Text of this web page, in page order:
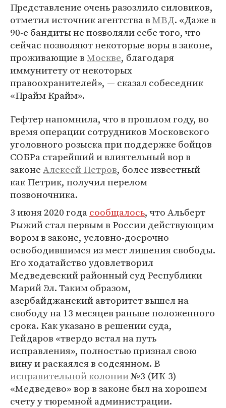
Представление очень разозлило силовиков,
отметил источник агентства вМВД. «Даже в
90-е бандиты не позволяли себе того, что
сейчас позволяют некоторые воры в законе,
проживающие вМоскве, благодаря
иммунитету от некоторых
правоохранителей», — сказал собеседник
«Прайм Крайм».
Гефтер напомнила, что в прошлом году, во
время операции сотрудников Московского
уголовного розыска при поддержке бойцов
СОБРа старейший и влиятельный вор в
законеАлексей Петров, более известный
как Петрик, получил перелом
позвоночника.
3 июня 2020 годасообщалось, что Альберт
Рыжий стал первым в России действующим
вором в законе, условно-досрочно
освободившимся из мест лишения свободы.
Его ходатайство удовлетворил
Медведевский районный суд Республики
Марий Эл. Таким образом,
азербайджанский авторитет вышел на
свободу на 13 месяцев раньше положенного
срока. Как указано в решении суда,
Гейдаров «твердо встал на путь
исправления», полностью признал свою
вину и раскаялся в содеянном. В
исправительной колонии№3 (ИК-3)
«Медведево» вор в законе был на хорошем
счету у тюремной администрации.